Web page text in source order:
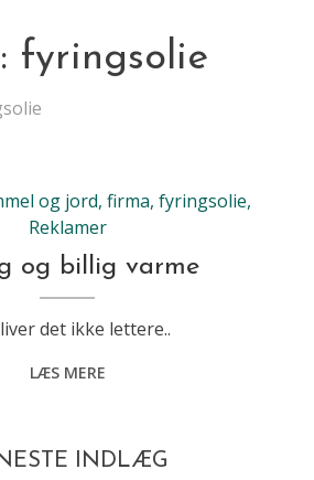
fyringsolie
og jord,firma,fyringsolie,
Reklamer
og billig varme
det ikke lettere..
LÆS MERE
INDLÆG